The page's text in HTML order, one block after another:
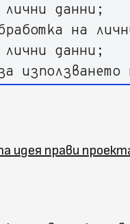
данни;
на
данни;
идея прави